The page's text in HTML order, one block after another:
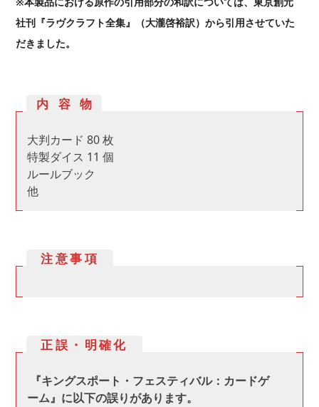
社刊『ラヴクラフト全集』（大瀧啓裕訳）から引用させていた
だきました。
内容物
大判カード 80 枚
特製ダイス 11 個
ルールブック
他
注意事項
正誤・明確化
『キングスポート・フェスティバル：カードゲ
ーム』に以下の誤りがあります。